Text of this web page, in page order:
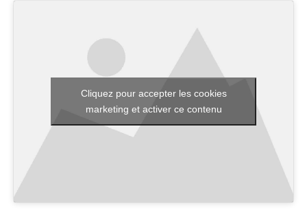
Cliquez pour accepter les cookies
marketing et activer ce contenu